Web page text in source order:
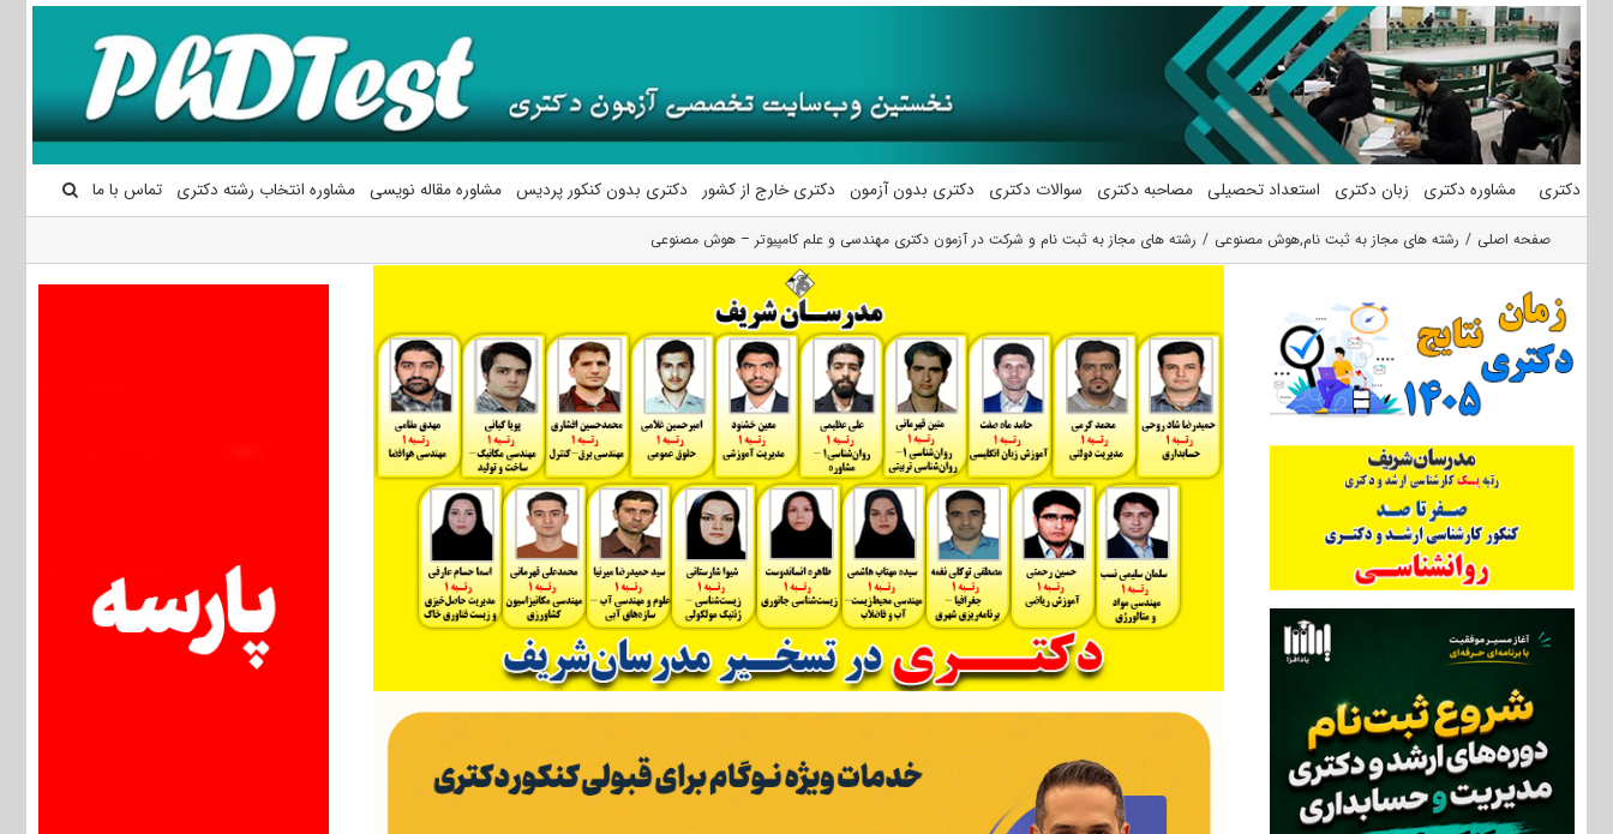
محتوا
دکتری مشاوره دکتری زبان دکتری استعداد تحصیلی مصاحبه دکتری سوالات دکتری دکتری بدون آزمون دکتری خارج از کشور دکتری بدون کنکور پردیس مشاوره مقاله نویسی مشاوره انتخاب رشته دکتری تماس با ما
صفحه اصلی رشته های مجاز به ثبت نام,هوش مصنوعی رشته های مجاز به ثبت نام و شرکت در آزمون دکتری مهندسی و علم کامپیوتر – هوش مصنوعی